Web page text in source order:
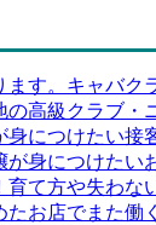
ます。キャバク
の高級クラブ・
につけたい接
身につけたい
て方や失わな
お店でまた働